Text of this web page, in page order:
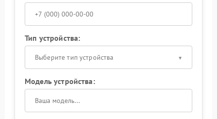
Тип устройства:
Выберите тип устройства
Модель устройства: